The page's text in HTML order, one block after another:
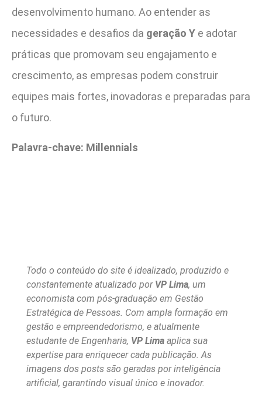
desenvolvimento humano. Ao entender as
necessidades e desafios da geração Y e adotar
práticas que promovam seu engajamento e
crescimento, as empresas podem construir
equipes mais fortes, inovadoras e preparadas para
o futuro.
Palavra-chave: Millennials
Todo o conteúdo do site é idealizado, produzido e
constantemente atualizado por VP Lima, um
economista com pós-graduação em Gestão
Estratégica de Pessoas. Com ampla formação em
gestão e empreendedorismo, e atualmente
estudante de Engenharia, VP Lima aplica sua
expertise para enriquecer cada publicação. As
imagens dos posts são geradas por inteligência
artificial, garantindo visual único e inovador.